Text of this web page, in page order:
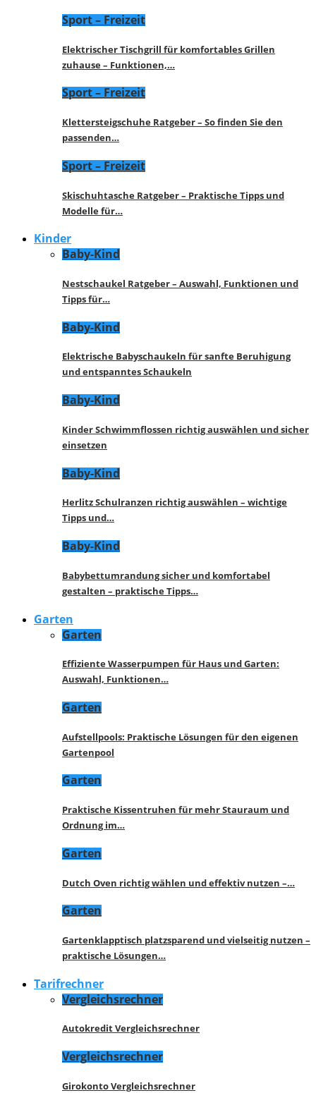
Sport – Freizeit
Elektrischer Tischgrill für komfortables Grillen
zuhause – Funktionen,…
Sport – Freizeit
Klettersteigschuhe Ratgeber – So finden Sie den
passenden…
Sport – Freizeit
Skischuhtasche Ratgeber – Praktische Tipps und
Modelle für…
Kinder
Baby-Kind
Nestschaukel Ratgeber – Auswahl, Funktionen und
Tipps für…
Baby-Kind
Elektrische Babyschaukeln für sanfte Beruhigung
und entspanntes Schaukeln
Baby-Kind
Kinder Schwimmflossen richtig auswählen und sicher
einsetzen
Baby-Kind
Herlitz Schulranzen richtig auswählen – wichtige
Tipps und…
Baby-Kind
Babybettumrandung sicher und komfortabel
gestalten – praktische Tipps…
Garten
Garten
Effiziente Wasserpumpen für Haus und Garten:
Auswahl, Funktionen…
Garten
Aufstellpools: Praktische Lösungen für den eigenen
Gartenpool
Garten
Praktische Kissentruhen für mehr Stauraum und
Ordnung im…
Garten
Dutch Oven richtig wählen und effektiv nutzen –…
Garten
Gartenklapptisch platzsparend und vielseitig nutzen –
praktische Lösungen…
Tarifrechner
Vergleichsrechner
Autokredit Vergleichsrechner
Vergleichsrechner
Girokonto Vergleichsrechner